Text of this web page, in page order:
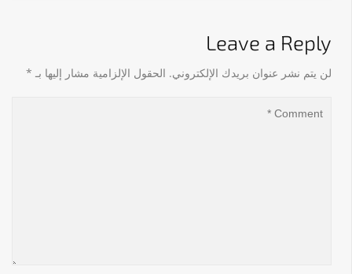
Leave a Reply
لن يتم نشر عنوان بريدك الإلكتروني. الحقول الإلزامية مشار إليها بـ *